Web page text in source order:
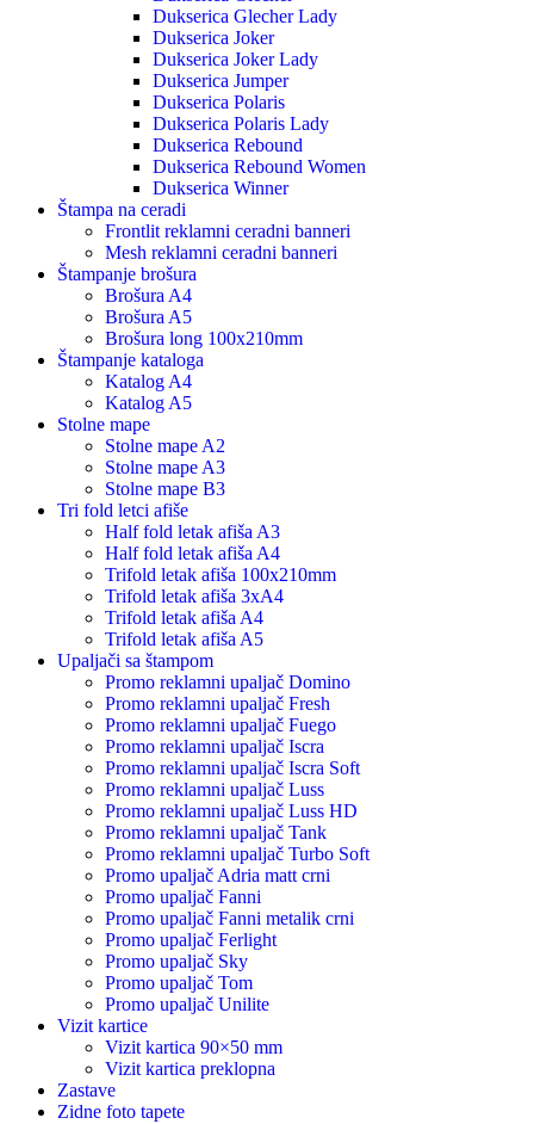
Dukserica Glecher Lady
Dukserica Joker
Dukserica Joker Lady
Dukserica Jumper
Dukserica Polaris
Dukserica Polaris Lady
Dukserica Rebound
Dukserica Rebound Women
Dukserica Winner
Štampa na ceradi
Frontlit reklamni ceradni banneri
Mesh reklamni ceradni banneri
Štampanje brošura
Brošura A4
Brošura A5
Brošura long 100x210mm
Štampanje kataloga
Katalog A4
Katalog A5
Stolne mape
Stolne mape A2
Stolne mape A3
Stolne mape B3
Tri fold letci afiše
Half fold letak afiša A3
Half fold letak afiša A4
Trifold letak afiša 100x210mm
Trifold letak afiša 3xA4
Trifold letak afiša A4
Trifold letak afiša A5
Upaljači sa štampom
Promo reklamni upaljač Domino
Promo reklamni upaljač Fresh
Promo reklamni upaljač Fuego
Promo reklamni upaljač Iscra
Promo reklamni upaljač Iscra Soft
Promo reklamni upaljač Luss
Promo reklamni upaljač Luss HD
Promo reklamni upaljač Tank
Promo reklamni upaljač Turbo Soft
Promo upaljač Adria matt crni
Promo upaljač Fanni
Promo upaljač Fanni metalik crni
Promo upaljač Ferlight
Promo upaljač Sky
Promo upaljač Tom
Promo upaljač Unilite
Vizit kartice
Vizit kartica 90×50 mm
Vizit kartica preklopna
Zastave
Zidne foto tapete